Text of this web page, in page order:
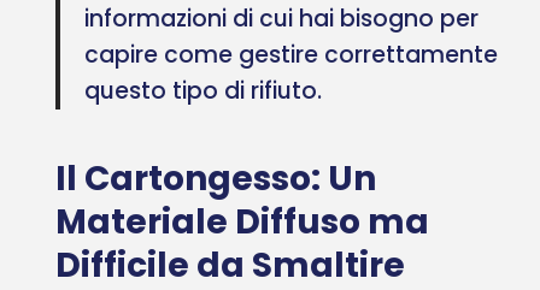
informazioni di cui hai bisogno per
capire come gestire correttamente
questo tipo di rifiuto.
Il Cartongesso: Un
Materiale Diffuso ma
Difficile da Smaltire